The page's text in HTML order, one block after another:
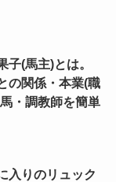
子(馬主)とは。
の関係・本業(職
・調教師を簡単
入りのリュック